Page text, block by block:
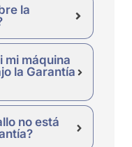
la
mi máquina
la Garantía
no está